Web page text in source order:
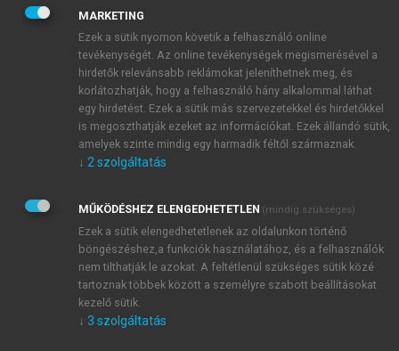
JELSZÓ
JELSZÓ ÚJRA
Kérek értesítést a MeRSZ újdonságairól, akcióiról.
Kérek értesítést az Akadémiai Kiadó Zrt. újdonságairól,
Adatkezelési tájékoztatóbanfoglaltakat tudomásul
veszem és elfogadom.
Általános vásárlási feltételeket, valamint a szotar.netés a
mersz.huoldalak licencszerződéseiben foglaltakat
tudomásul veszem és elfogadom.
KIPRÓBÁLOM
MARKETING
Ezek a sütik nyomon követik a felhasználó online
tevékenységét. Az online tevékenységek megismerésével a
hirdetők relevánsabb reklámokat jeleníthetnek meg, és
korlátozhatják, hogy a felhasználó hány alkalommal láthat
egy hirdetést. Ezek a sütik más szervezetekkel és hirdetőkkel
is megoszthatják ezeket az információkat. Ezek állandó sütik,
amelyek szinte mindig egy harmadik féltől származnak.
↓ 2 szolgáltatás
MŰKÖDÉSHEZ ELENGEDHETETLEN (mindig szükséges)
Ezek a sütik elengedhetetlenek az oldalunkon történő
böngészéshez,a funkciók használatához, és a felhasználók
nem tilthatják le azokat. A feltétlenül szükséges sütik közé
tartoznak többek között a személyre szabott beállításokat
kezelő sütik.
↓ 3 szolgáltatás